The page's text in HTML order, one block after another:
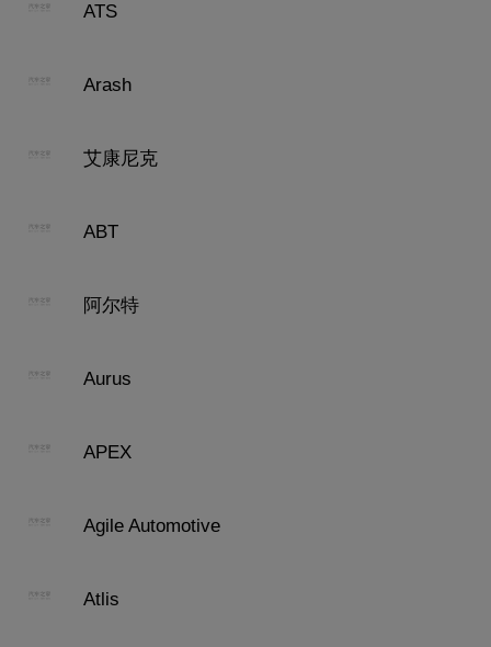
ATS
Arash
艾康尼克
ABT
阿尔特
Aurus
APEX
Agile Automotive
Atlis